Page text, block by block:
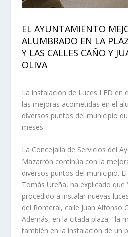
EL AYUNTAMIENTO
ALUMBRADO EN LA
Y LAS CALLES CAÑO Y
OLIVA
La instalación de Luces LED en
las mejoras acometidas en el
diversos puntos del municipio
meses
La Concejalía de Servicios del
Mazarrón continúa con la
diversos puntos del municipio.
Tomás Ureña, ha explicado que
procedido a instalar nuevas
del Romeral, calle Juan Alfonso
Además, en la citada plaza, “la
también en la instalación de un